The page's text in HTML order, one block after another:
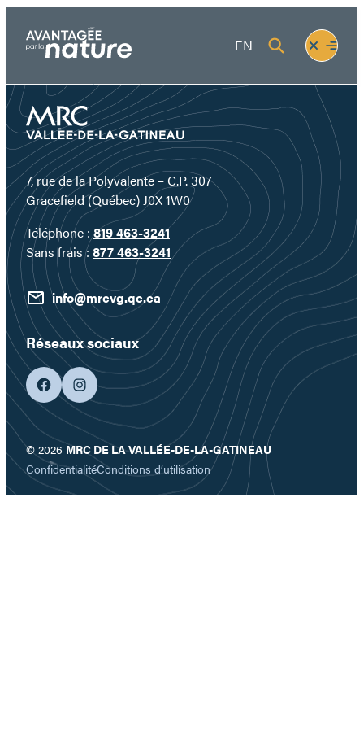
contenu
EN
Fermer
le
menu
Ouvrir
le
7, rue de la Polyvalente – C.P. 307
Gracefield (Québec) J0X 1W0
Téléphone :819 463-3241
Sans frais : 877 463-3241
info@mrcvg.qc.ca
Réseaux sociaux
facebookgoogleplus
© 2026 MRC DE LA VALLÉE-DE-LA-GATINEAU
ConfidentialitéConditions d’utilisation